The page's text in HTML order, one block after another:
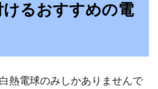
るおすすめの電
熱電球のみしかありませんで